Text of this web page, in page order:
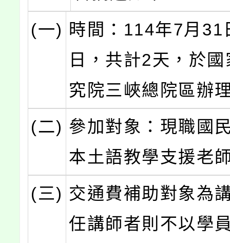
(一) 時間：114年7月31
日，共計2天，於
究院三峽總院區辦
(二) 參加對象：現職國
本土語教學支援老
(三) 交通費補助對象為
任講師者則不以學